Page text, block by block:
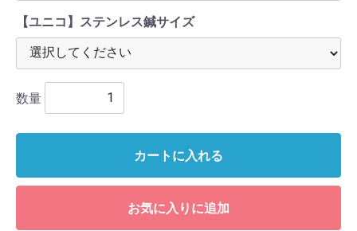
【ユニコ】ステンレス鍼サイズ
数量
カートに入れる
お気に入りに追加